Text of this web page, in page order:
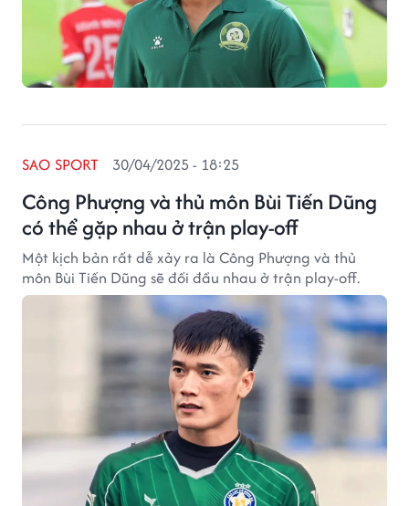
Công Phượng và thủ môn Bùi Tiến Dũng
có thể gặp nhau ở trận play-off
SAO SPORT 30/04/2025 - 18:25
Một kịch bản rất dễ xảy ra là Công Phượng và thủ
môn Bùi Tiến Dũng sẽ đối đầu nhau ở trận play-off.